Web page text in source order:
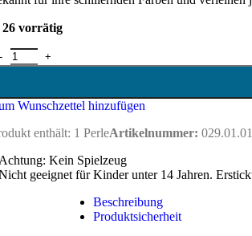
26 vorrätig
Perle 8 mm Menge
Wunschzettel hinzufügen
enthält: 1 PerleArtikelnummer:
Kein Spielzeug
geeignet für Kinder unter 14 Jahren.
Beschreibung
Produktsicherheit